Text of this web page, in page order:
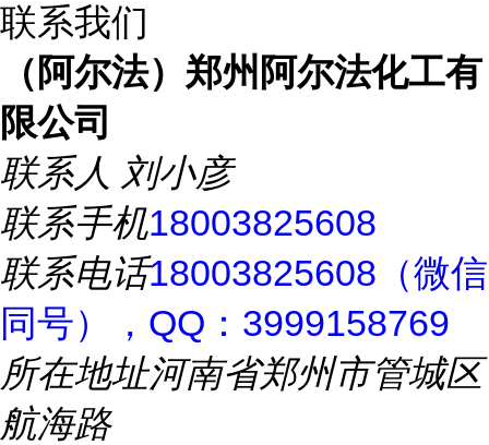
联系我们
（阿尔法）郑州阿尔法化工有
限公司
联系人 刘小彦
联系手机18003825608
联系电话18003825608（微信
同号），QQ：3999158769
所在地址河南省郑州市管城区
航海路